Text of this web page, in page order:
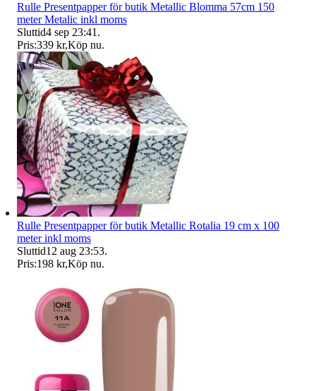
Rulle Presentpapper för butik Metallic Blomma 57cm 150
meter Metalic inkl moms
Sluttid4 sep 23:41 .
Pris:339 kr,Köp nu.
Rulle Presentpapper för butik Metallic Rotalia 19 cm x 100
meter inkl moms
Sluttid12 aug 23:53.
Pris:198 kr,Köp nu.